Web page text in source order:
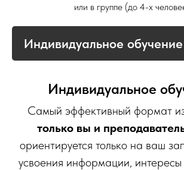
или в группе (до 4-х
Индивидуальное
Самый эффективный формат
только вы и
ориентируется только на ваш
усвоения информации,